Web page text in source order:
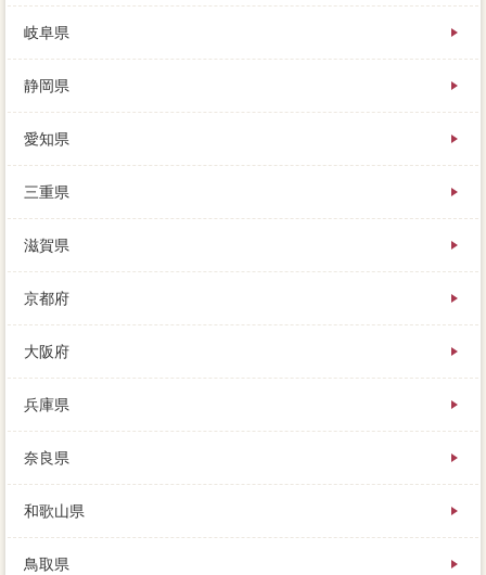
岐阜県
静岡県
愛知県
三重県
滋賀県
京都府
大阪府
兵庫県
奈良県
和歌山県
鳥取県